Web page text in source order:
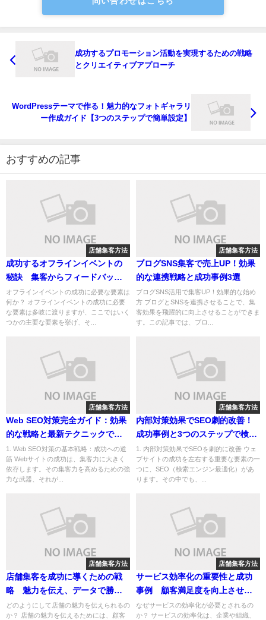
成功するプロモーション活動を実現するための戦略
とクリエイティブアプローチ
WordPressテーマで作る！魅力的なフォトギャラリ
ー作成ガイド【3つのステップで簡単設定】
おすすめの記事
店舗集客方法
成功するオフラインイベントの
秘訣 集客からフィードバック
活用までの戦略ガイド
オフラインイベントの成功に必要な要素は
何か？ オフラインイベントの成功に必要
な要素は多岐に渡りますが、ここではいく
つかの主要な要素を挙げ、そ...
店舗集客方法
ブログSNS集客で売上UP！効果
的な連携戦略と成功事例3選
ブログSNS活用で集客UP！効果的な始め
方 ブログとSNSを連携させることで、集
客効果を飛躍的に向上させることができま
す。この記事では、ブロ...
店舗集客方法
Web SEO対策完全ガイド：効果
的な戦略と最新テクニックで売
上UP！
1. Web SEO対策の基本戦略：成功への道
筋 Webサイトの成功は、集客力に大きく
依存します。その集客力を高めるための強
力な武器、それが...
店舗集客方法
内部対策効果でSEO劇的改善！
成功事例と3つのステップで検索
上位を狙う
1. 内部対策効果でSEOを劇的に改善 ウェ
ブサイトの成功を左右する重要な要素の一
つに、SEO（検索エンジン最適化）があ
ります。その中でも、...
店舗集客方法
店舗集客を成功に導くための戦
略 魅力を伝え、データで勝ち
抜く方法
どのようにして店舗の魅力を伝えられるの
か？ 店舗の魅力を伝えるためには、顧客
店舗集客方法
サービス効率化の重要性と成功
事例 顧客満足度を向上させる
ためのステップ
なぜサービスの効率化が必要とされるの
か？ サービスの効率化は、企業や組織、